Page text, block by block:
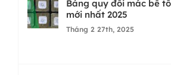
Bảng quy đổi mác bê
mới nhất 2025
Tháng 2 27th, 2025